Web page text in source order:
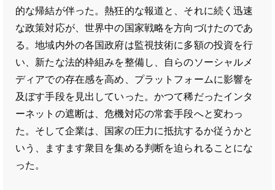
的な帰結が伴った。熱狂的な報道と、それに続く迅速
な政策対応が、世界中の国家戦略を方向づけたのであ
る。地域内外の各国政府は監視技術に多額の投資を行
い、新たな法的枠組みを整備し、自らのソーシャルメ
ディアでの存在感を高め、プラットフォームに影響を
及ぼす手段を見出していった。かつて稀だったインタ
ーネットの遮断は、危機対応の常套手段へと変わっ
た。そして企業は、国家の圧力に抵抗するか従うかと
いう、ますます衆目を集める判断を迫られることにな
った。